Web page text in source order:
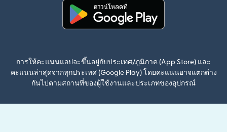
การให้คะแนนแอปจะขึ้นอยู่กับประเทศ/ภูมิภาค (App Store) และ
คะแนนล่าสุดจากทุกประเทศ (Google Play) โดยคะแนนอาจแตกต่าง
กันไปตามสถานที่ของผู้ใช้งานและประเภทของอุปกรณ์